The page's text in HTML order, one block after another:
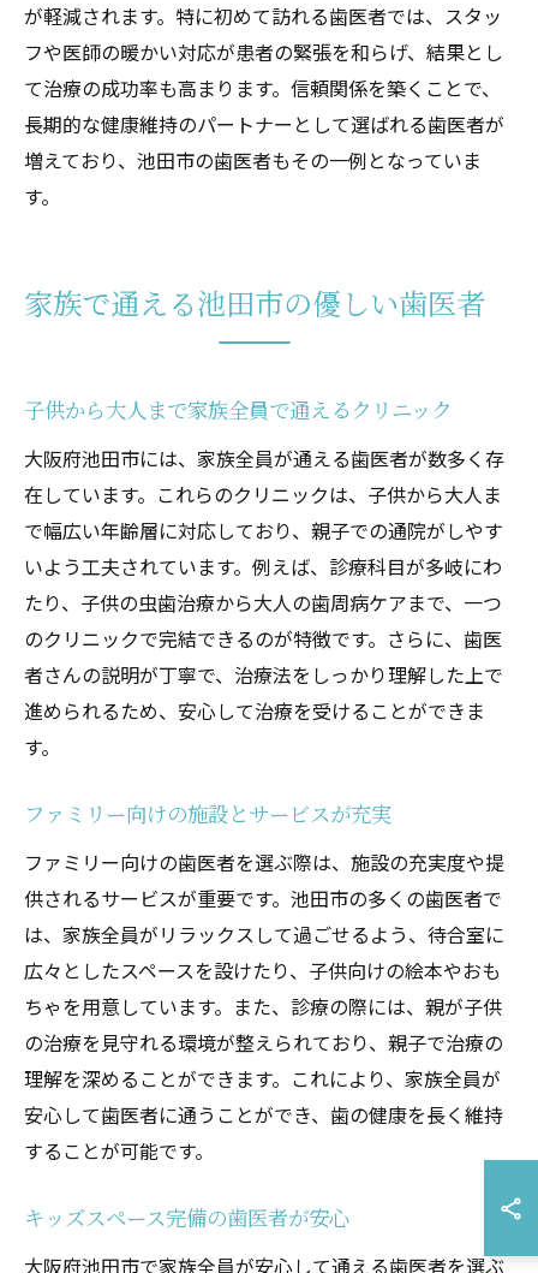
が軽減されます。特に初めて訪れる歯医者では、スタッ
フや医師の暖かい対応が患者の緊張を和らげ、結果とし
て治療の成功率も高まります。信頼関係を築くことで、
長期的な健康維持のパートナーとして選ばれる歯医者が
増えており、池田市の歯医者もその一例となっていま
す。
家族で通える池田市の優しい歯医者
子供から大人まで家族全員で通えるクリニック
大阪府池田市には、家族全員が通える歯医者が数多く存
在しています。これらのクリニックは、子供から大人ま
で幅広い年齢層に対応しており、親子での通院がしやす
いよう工夫されています。例えば、診療科目が多岐にわ
たり、子供の虫歯治療から大人の歯周病ケアまで、一つ
のクリニックで完結できるのが特徴です。さらに、歯医
者さんの説明が丁寧で、治療法をしっかり理解した上で
進められるため、安心して治療を受けることができま
す。
ファミリー向けの施設とサービスが充実
ファミリー向けの歯医者を選ぶ際は、施設の充実度や提
供されるサービスが重要です。池田市の多くの歯医者で
は、家族全員がリラックスして過ごせるよう、待合室に
広々としたスペースを設けたり、子供向けの絵本やおも
ちゃを用意しています。また、診療の際には、親が子供
の治療を見守れる環境が整えられており、親子で治療の
理解を深めることができます。これにより、家族全員が
安心して歯医者に通うことができ、歯の健康を長く維持
することが可能です。
キッズスペース完備の歯医者が安心
大阪府池田市で家族全員が安心して通える歯医者を選ぶ